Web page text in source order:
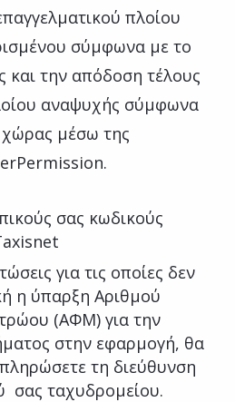
πλοίου
σύμφωνα με το
και την απόδοση τέλους
αναψυχής σύμφωνα
χώρας μέσω της
σας κωδικούς
για τις οποίες δεν
η ύπαρξη Αριθμού
(ΑΦΜ) για την
στην εφαρμογή, θα
τη διεύθυνση
σας ταχυδρομείου.